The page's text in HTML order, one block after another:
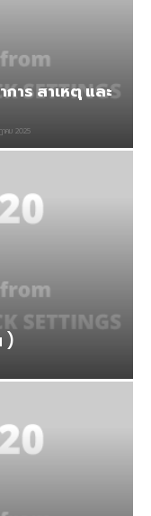
าร สาเหตุ และ
าคม 2025
)